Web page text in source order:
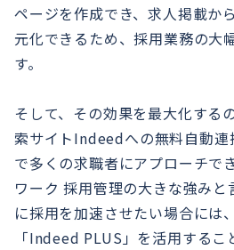
ページを作成でき、求人掲載か
元化できるため、採用業務の大
す。
そして、その効果を最大化する
索サイトIndeedへの無料自動連
で多くの求職者にアプローチで
ワーク 採用管理の大きな強みと
に採用を加速させたい場合には
「Indeed PLUS」を活用する